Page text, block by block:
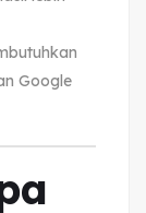
Google